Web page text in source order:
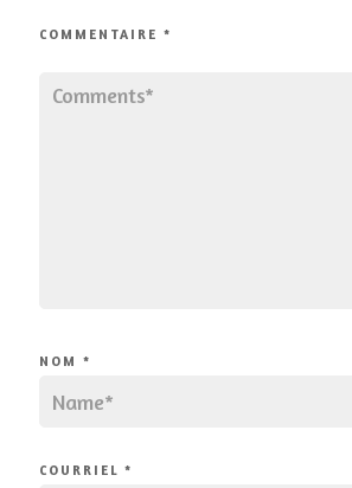
COMMENTAIRE *
NOM *
COURRIEL *